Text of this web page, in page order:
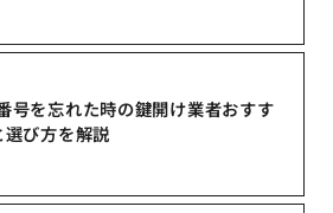
号を忘れた時の鍵開け業者おすす
び方を解説